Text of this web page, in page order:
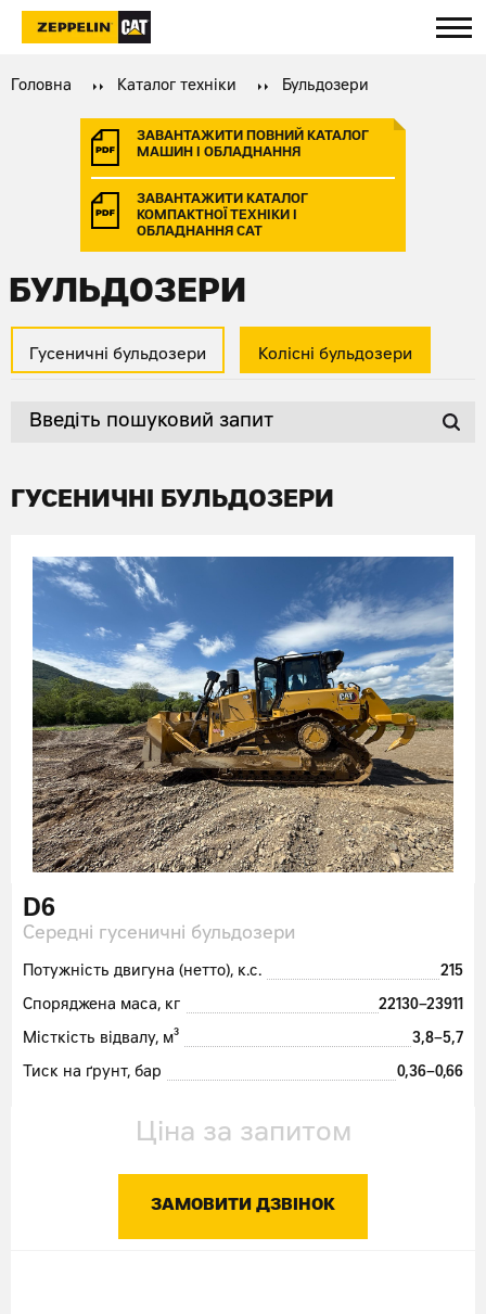
Головна Каталог техніки Бульдозери
ЗАВАНТАЖИТИ ПОВНИЙ КАТАЛОГ
МАШИН І ОБЛАДНАННЯ
ЗАВАНТАЖИТИ КАТАЛОГ
КОМПАКТНОЇ ТЕХНІКИ І
ОБЛАДНАННЯ CAT
БУЛЬДОЗЕРИ
Гусеничні бульдозери Колісні бульдозери
ГУСЕНИЧНІ БУЛЬДОЗЕРИ
D6
Середні гусеничні бульдозери
Потужність двигуна (нетто), к.с. 215
Споряджена маса, кг 22130–23911
Місткість відвалу, м³ 3,8–5,7
Тиск на ґрунт, бар 0,36–0,66
Ціна за запитом
ЗАМОВИТИ ДЗВІНОК